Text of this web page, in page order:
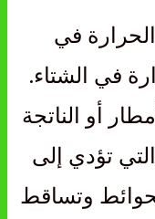
في
في الشتاء.
أو الناتجة
تؤدي إلى
وتساقط